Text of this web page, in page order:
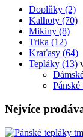
Doplňky (2)
Kalhoty (70)
Mikiny (8)
Trika (12)
Kraťasy (64)
Tepláky (13)
Nejvíce